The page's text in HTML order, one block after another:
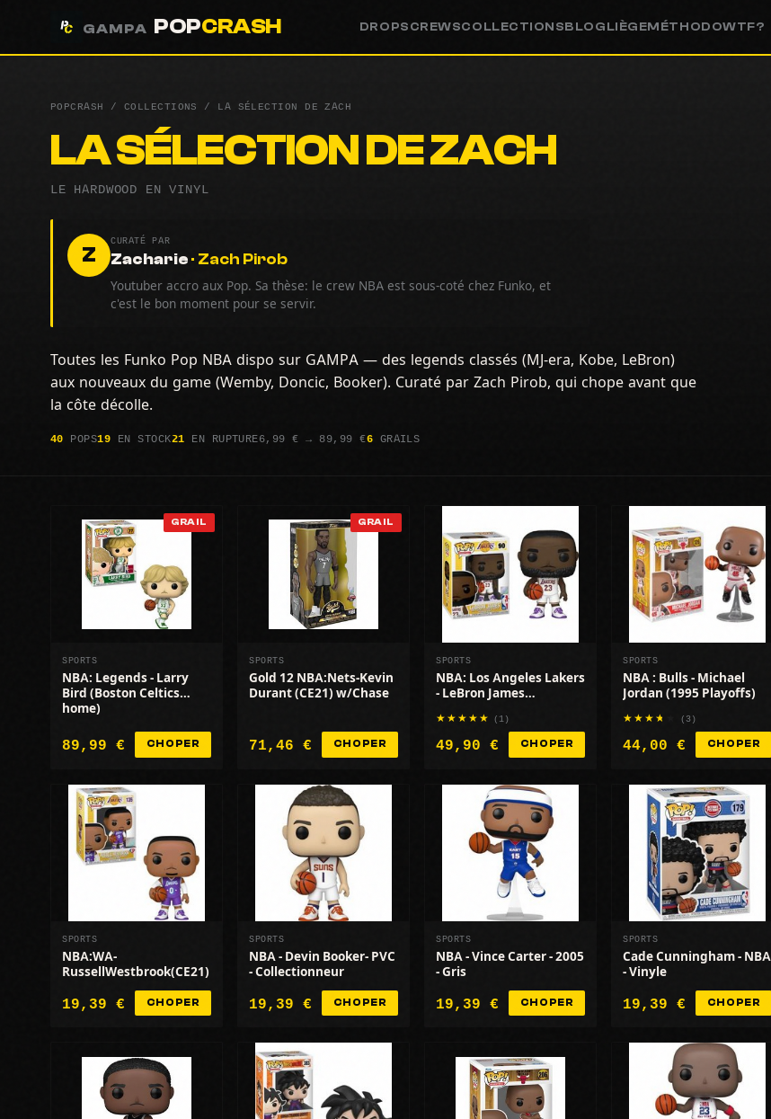
GAMPA POPCRASH DROPS CREWSCOLLECTIONSBLOG LIÈGEMÉTHODOWTF?
POPCRASH / COLLECTIONS / LA SÉLECTION DE ZACH
LA SÉLECTION DE ZACH
LE HARDWOOD EN VINYL
Z
CURATÉ PAR
Zacharie · Zach Pirob
Youtuber accro aux Pop. Sa thèse: le crew NBA est sous-coté chez Funko, et
c'est le bon moment pour se servir.
Toutes les Funko Pop NBA dispo sur GAMPA — des legends classés (MJ-era, Kobe, LeBron)
aux nouveaux du game (Wemby, Doncic, Booker). Curaté par Zach Pirob, qui chope avant que
la côte décolle.
40 POPS19 EN STOCK21 EN RUPTURE6,99 € → 89,99 €6 GRAILS
GRAIL
SPORTS
NBA: Legends - Larry
Bird (Boston Celtics
home)
89,99 € CHOPER
GRAIL
SPORTS
Gold 12 NBA:Nets-Kevin
Durant (CE21) w/Chase
71,46 € CHOPER
SPORTS
NBA: Los Angeles Lakers
- LeBron James
(1)
49,90 € CHOPER
SPORTS
NBA : Bulls - Michael
Jordan (1995 Playoffs)
(3)
44,00 € CHOPER
SPORTS
NBA:WA-
RussellWestbrook(CE21)
19,39 € CHOPER
SPORTS
NBA - Devin Booker- PVC
- Collectionneur
19,39 € CHOPER
SPORTS
NBA - Vince Carter - 2005
- Gris
19,39 € CHOPER
SPORTS
Cade Cunningham - NBA
- Vinyle
19,39 € CHOPER